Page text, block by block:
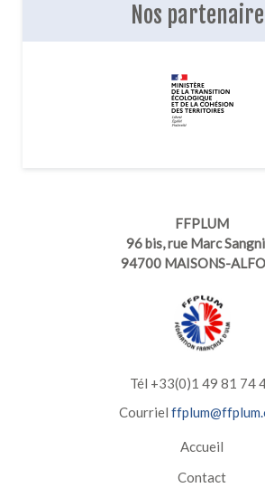
Nos
FFPLUM
96 bis, rue Marc
94700 MAISONS-
Tél +33(0)1 49 81 74
Courriel
Accueil
Contact